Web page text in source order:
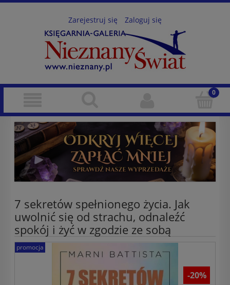
Zarejestruj się Zaloguj się
7 sekretów spełnionego życia. Jak
uwolnić się od strachu, odnaleźć
spokój i żyć w zgodzie ze sobą
promocja
-20%